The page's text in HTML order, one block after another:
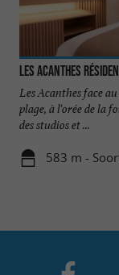
Les Acanthes
Les Acanthes face
plage, à l'orée de la
des studios et ...
583 m -